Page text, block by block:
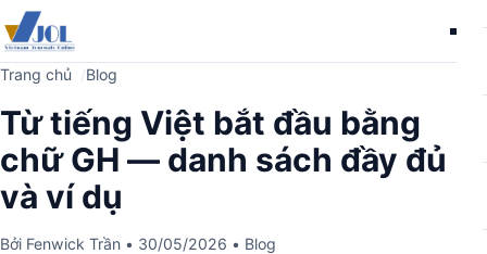
Trang chủ Blog
Từ tiếng Việt bắt đầu bằng
chữ GH — danh sách đầy đủ
và ví dụ
Bởi Fenwick Trần • 30/05/2026 • Blog